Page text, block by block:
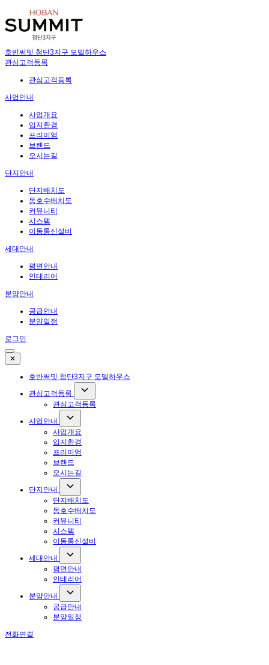
호반써밋 첨단3지구 모델하우스
관심고객등록
관심고객등록
사업안내
사업개요
입지환경
프리미엄
브랜드
오시는길
단지안내
단지배치도
동호수배치도
커뮤니티
시스템
이동통신설비
세대안내
평면안내
인테리어
분양안내
공급안내
분양일정
로그인
✕
호반써밋 첨단3지구 모델하우스
관심고객등록
관심고객등록
사업안내
사업개요
입지환경
프리미엄
브랜드
오시는길
단지안내
단지배치도
동호수배치도
커뮤니티
시스템
이동통신설비
세대안내
평면안내
인테리어
분양안내
공급안내
분양일정
전화연결